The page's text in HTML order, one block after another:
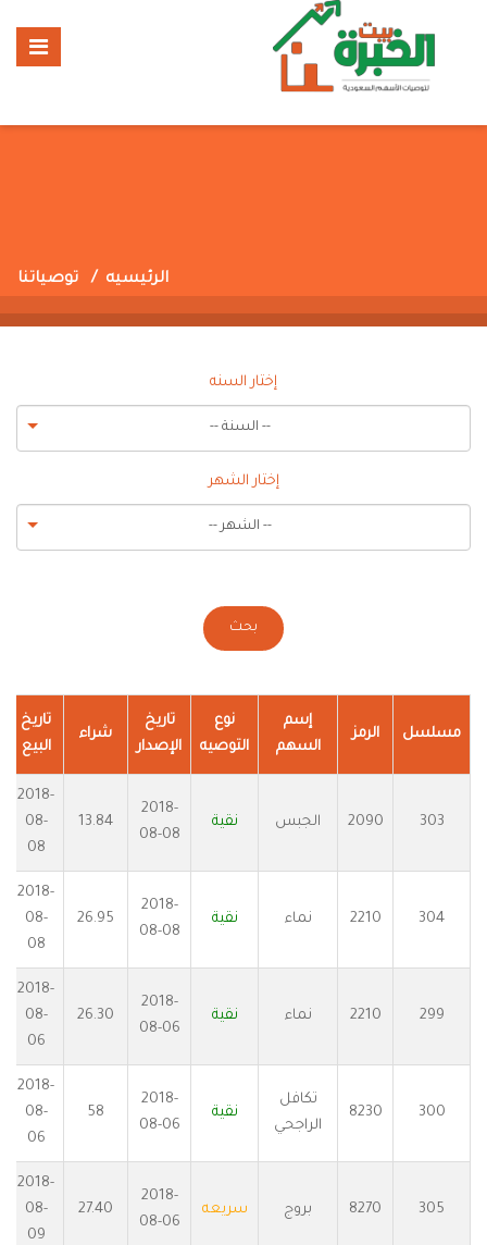
الرئيسيه توصياتنا
إختار السنه
-- السنة --
إختار الشهر
-- الشهر --
بحث
مسلسل الرمز
إسم
السهم
نوع
التوصيه
تاريخ
الإصدار
شراء
تاريخ
البيع
303
2090 الجبس نقية
2018-
08-08
13.84
2018-
08-
08
304
2210 نماء نقية
2018-
08-08
26.95
2018-
08-
08
299
2210 نماء نقية
2018-
08-06
26.30
2018-
08-
06
300
8230
تكافل
الراجحي
نقية
2018-
08-06
58
2018-
08-
06
305
8270 بروج سريعه
2018-
08-06
27.40
2018-
08-
09